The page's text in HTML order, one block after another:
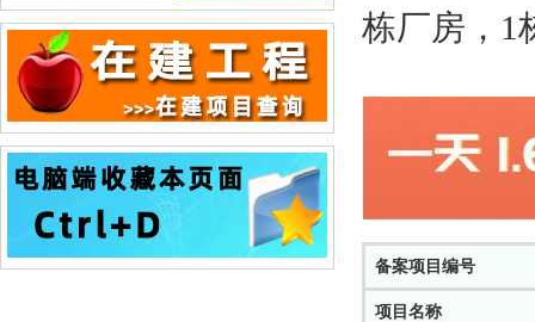
栋厂房，1
备案项目编号
项目名称